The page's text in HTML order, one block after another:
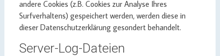
andere Cookies (z.B. Cookies zur Analyse Ihres
Surfverhaltens) gespeichert werden, werden diese in
dieser Datenschutzerklärung gesondert behandelt.
Server-Log-Dateien